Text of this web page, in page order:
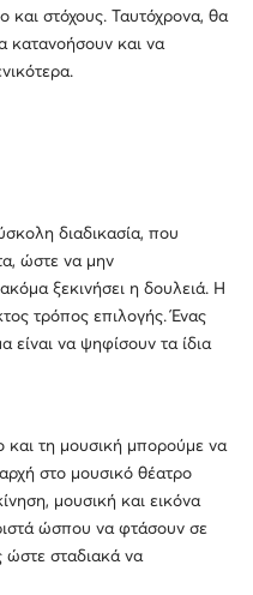
και στόχους. Ταυτόχρονα, θα
κατανοήσουν και να
διαδικασία, που
ώστε να μην
ξεκινήσει η δουλειά. Η
τρόπος επιλογής. Ένας
είναι να ψηφίσουν τα ίδια
και τη μουσική μπορούμε να
στο μουσικό θέατρο
μουσική και εικόνα
ώσπου να φτάσουν σε
ώστε σταδιακά να